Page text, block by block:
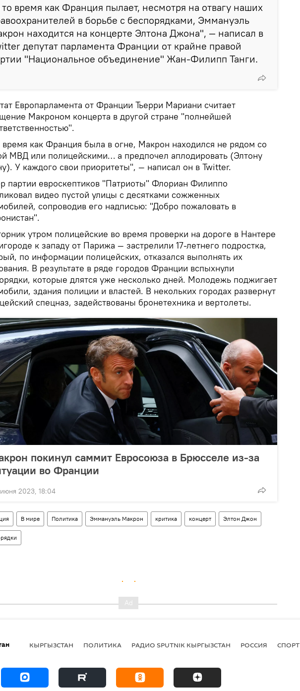
время как Франция пылает, несмотря на отвагу наших
в борьбе с беспорядками, Эммануэль
находится на концерте Элтона Джона", — написал в
депутат парламента Франции от крайне правой
"Национальное объединение" Жан-Филипп Танги.
Европарламента от Франции Тьерри Мариани считает
Макроном концерта в другой стране "полнейшей
время как Франция была в огне, Макрон находился не рядом со
МВД или полицейскими… а предпочел аплодировать (Элтону
У каждого свои приоритеты", — написал он в Twitter.
партии евроскептиков "Патриоты" Флориан Филиппо
видео пустой улицы с десятками сожженных
сопроводив его надписью: "Добро пожаловать в
утром полицейские во время проверки на дороге в Нантере
к западу от Парижа — застрелили 17-летнего подростка,
по информации полицейских, отказался выполнять их
В результате в ряде городов Франции вспыхнули
которые длятся уже несколько дней. Молодежь поджигает
здания полиции и властей. В некольких городах развернут
спецназ, задействованы бронетехника и вертолеты.
покинул саммит Евросоюза в Брюсселе из-за
во Франции
2023, 18:04
В мире Политика Эммануэль Макрон критика концерт Элтон Джон
КЫРГЫЗСТАН ПОЛИТИКА РАДИО SPUTNIK КЫРГЫЗСТАН РОССИЯ СПОРТ